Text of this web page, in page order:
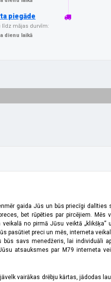
piegāde
līdz mājas durvīm:
dienu laikā
gaida Jūs un būs priecīgi
bet rūpēties par pircējiem.
no pirmā Jūsu veiktā
pasūtiet preci un mēs, interneta
savs menedžeris, lai individuāli
atsauksmes par M79 interneta
vairākas drēbju kārtas, jādodas